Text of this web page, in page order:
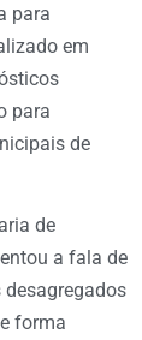
para
em
para
de
de
a fala de
forma